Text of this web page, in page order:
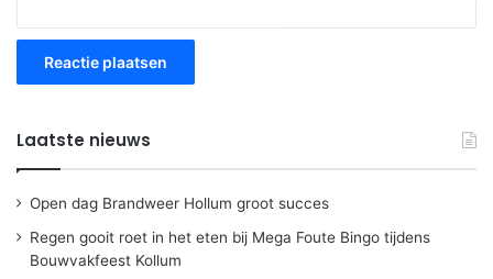
Laatste nieuws
Open dag Brandweer Hollum groot succes
Regen gooit roet in het eten bij Mega Foute Bingo tijdens
Bouwvakfeest Kollum